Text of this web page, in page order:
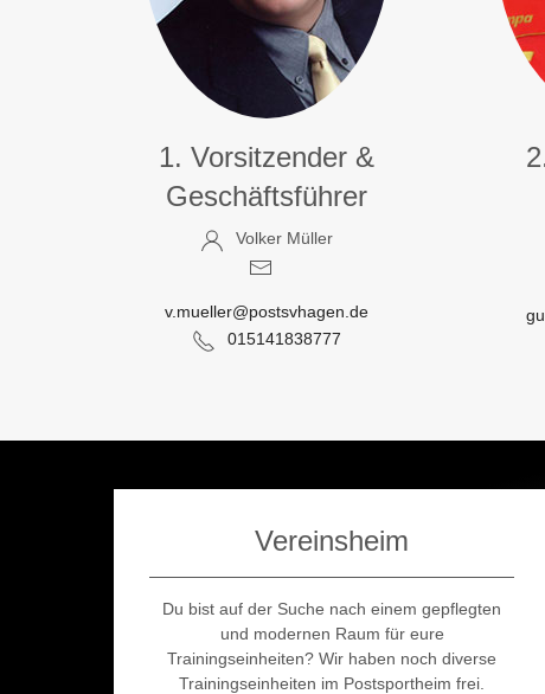
1. Vorsitzender &
Geschäftsführer
Volker Müller
v.mueller@postsvhagen.de
015141838777
Vereinsheim
Du bist auf der Suche nach einem gepflegten
und modernen Raum für eure
Trainingseinheiten? Wir haben noch diverse
Trainingseinheiten im Postsportheim frei.